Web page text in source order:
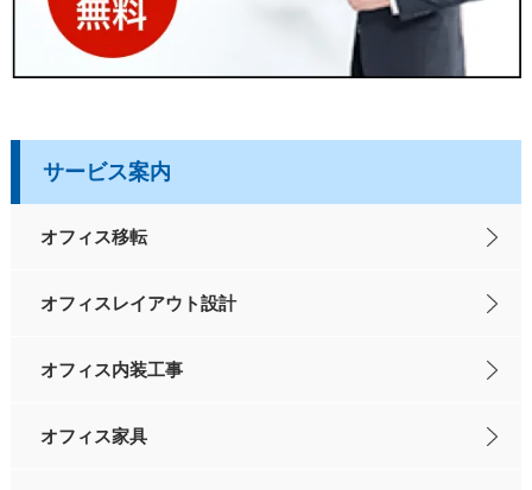
サービス案内
オフィス移転
オフィスレイアウト設計
オフィス内装工事
オフィス家具